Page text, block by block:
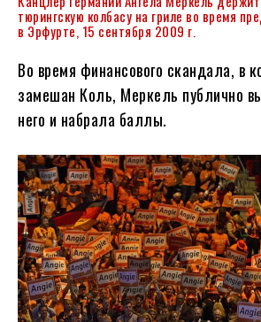
тюрингскую колбасу на гриле во время
в Эрфурте, 15 сентября 2009 г.
Во время финансового скандала, в
замешан Коль, Меркель публично
него и набрала баллы.